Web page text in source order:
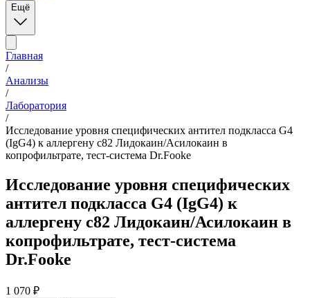
Ещё
Главная
/
Анализы
/
Лаборатория
/
Исследование уровня специфических антител подкласса G4
(IgG4) к аллергену c82 Лидокаин/Асилокаин в
копрофильтрате, тест-система Dr.Fooke
Исследование уровня специфических
антител подкласса G4 (IgG4) к
аллергену c82 Лидокаин/Асилокаин в
копрофильтрате, тест-система
Dr.Fooke
1 070 ₽